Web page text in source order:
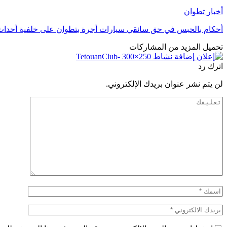
أخبار تطوان
أحكام بالحبس في حق سائقي سيارات أجرة بتطوان على خلفية
تحميل المزيد من المشاركات
اترك رد
لن يتم نشر عنوان بريدك الإلكتروني.